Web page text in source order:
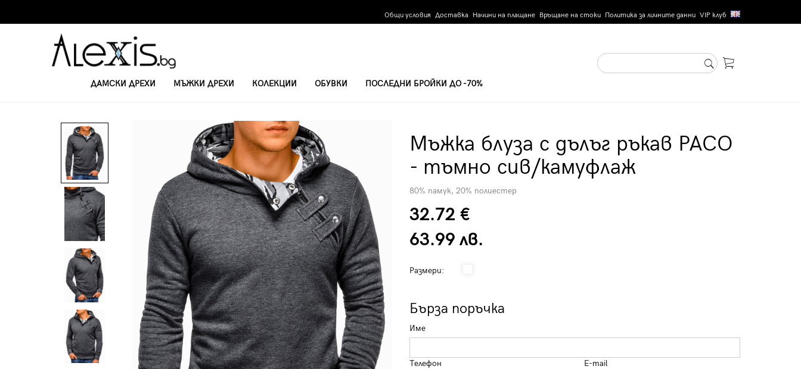
Общи условия Доставка Начини на плащане Връщане на стоки Политика за личните данни VIP клуб
ДАМСКИ ДРЕХИ МЪЖКИ ДРЕХИ КОЛЕКЦИИ ОБУВКИ ПОСЛЕДНИ БРОЙКИ ДО -70%
Мъжка блуза с дълъг ръкав PACO
- тъмно сив/камуфлаж
80% памук, 20% полиестер
32.72 €
63.99 лв.
Размери:
Бърза поръчка
Име
Телефон E-mail